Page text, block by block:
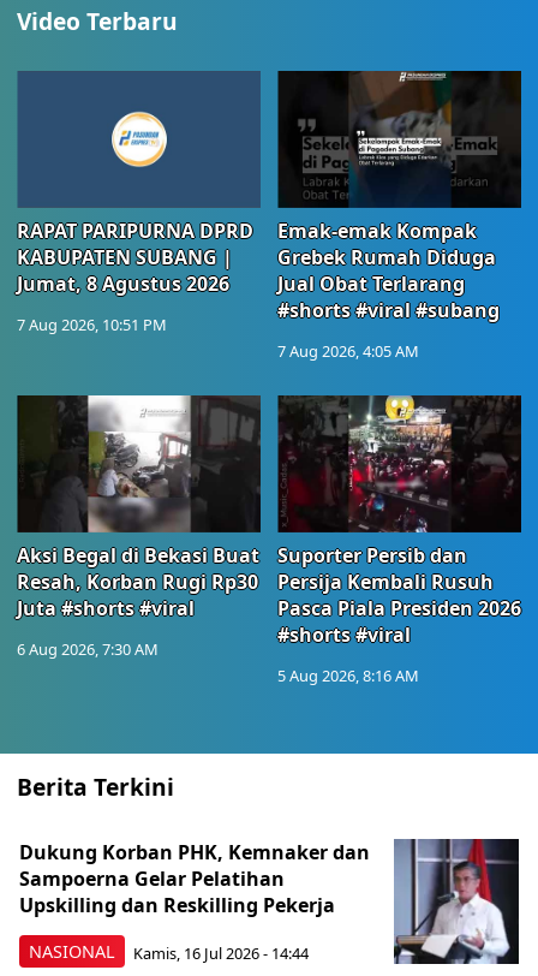
Video Terbaru
RAPAT PARIPURNA DPRD
KABUPATEN SUBANG |
Jumat, 8 Agustus 2026
7 Aug 2026, 10:51 PM
Emak-emak Kompak
Grebek Rumah Diduga
Jual Obat Terlarang
#shorts #viral #subang
7 Aug 2026, 4:05 AM
Aksi Begal di Bekasi Buat
Resah, Korban Rugi Rp30
Juta #shorts #viral
6 Aug 2026, 7:30 AM
Suporter Persib dan
Persija Kembali Rusuh
Pasca Piala Presiden 2026
#shorts #viral
5 Aug 2026, 8:16 AM
Berita Terkini
NASIONAL
Dukung Korban PHK, Kemnaker dan
Sampoerna Gelar Pelatihan
Upskilling dan Reskilling Pekerja
Kamis, 16 Jul 2026 - 14:44